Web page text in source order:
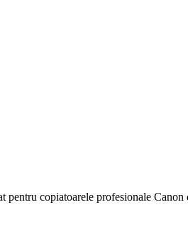
pentru copiatoarele profesionale